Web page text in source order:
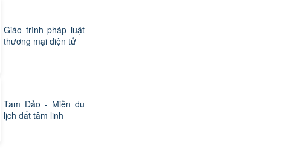
Giáo trình pháp luật
thương mại điện tử
Tam Đảo - Miền du
lịch đất tâm linh